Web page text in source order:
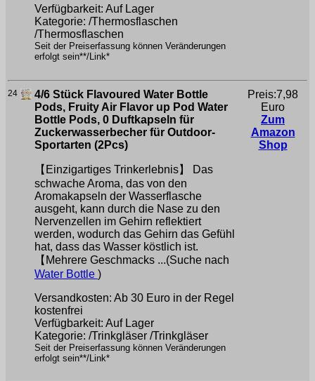
Verfügbarkeit: Auf Lager
Kategorie: /Thermosflaschen
/Thermosflaschen
Seit der Preiserfassung können Veränderungen
erfolgt sein**/Link*
24
4/6 Stück Flavoured Water Bottle
Pods, Fruity Air Flavor up Pod Water
Bottle Pods, 0 Duftkapseln für
Zuckerwasserbecher für Outdoor-
Sportarten (2Pcs)
【Einzigartiges Trinkerlebnis】 Das
schwache Aroma, das von den
Aromakapseln der Wasserflasche
ausgeht, kann durch die Nase zu den
Nervenzellen im Gehirn reflektiert
werden, wodurch das Gehirn das Gefühl
hat, dass das Wasser köstlich ist.
【Mehrere Geschmacks ...(Suche nach
Water Bottle )
Versandkosten: Ab 30 Euro in der Regel
kostenfrei
Verfügbarkeit: Auf Lager
Kategorie: /Trinkgläser /Trinkgläser
Seit der Preiserfassung können Veränderungen
erfolgt sein**/Link*
Preis:7,98
Euro
Zum
Amazon
Shop